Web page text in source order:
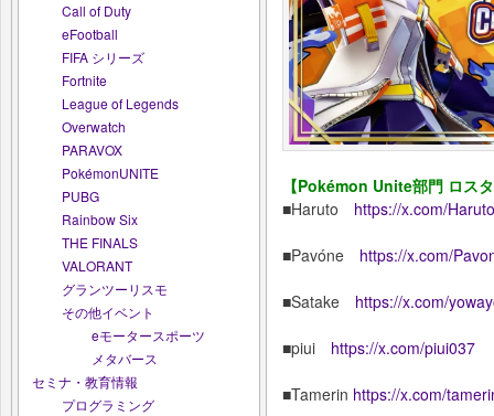
Call of Duty
eFootball
FIFA シリーズ
Fortnite
League of Legends
Overwatch
PARAVOX
PokémonUNITE
PUBG
Rainbow Six
THE FINALS
VALORANT
グランツーリスモ
その他イベント
eモータースポーツ
メタバース
セミナ・教育情報
プログラミング
【Pokémon Unite部門 ロス
■Haruto https://x.com/
■Pavóne https://x.com/
■Satake https://x.com/
■piui https://x.com/piui037
■Tamerin https://x.com/